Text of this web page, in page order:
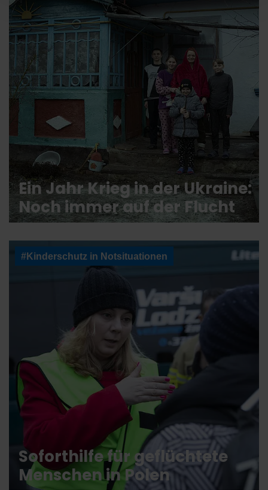
Ein Jahr Krieg in der Ukraine:
Noch immer auf der Flucht
#Kinderschutz in Notsituationen
Soforthilfe für geflüchtete
Menschen in Polen